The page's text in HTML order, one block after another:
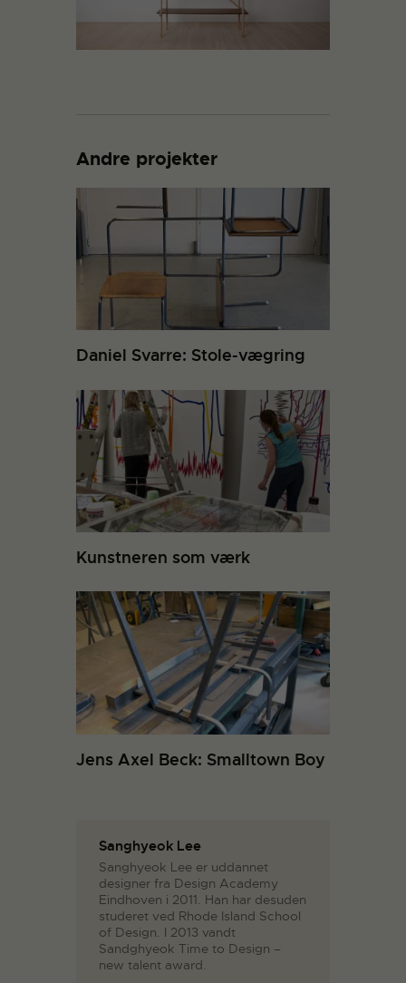
Andre projekter
Daniel Svarre: Stole-vægring
Kunstneren som værk
Jens Axel Beck: Smalltown Boy
Sanghyeok Lee
Sanghyeok Lee er uddannet
designer fra Design Academy
Eindhoven i 2011. Han har desuden
studeret ved Rhode Island School
of Design. I 2013 vandt
Sandghyeok Time to Design –
new talent award.